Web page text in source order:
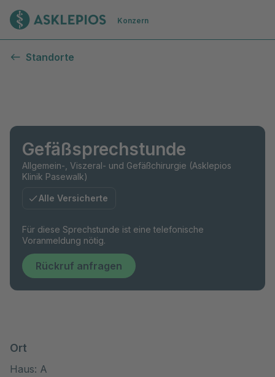
Zur Startseite
Konzern
Standorte
Gefäßsprechstunde
Allgemein-, Viszeral- und Gefäßchirurgie (Asklepios
Klinik Pasewalk)
Alle Versicherte
Für diese Sprechstunde ist eine telefonische
Voranmeldung nötig.
Rückruf anfragen
Ort
Haus: A